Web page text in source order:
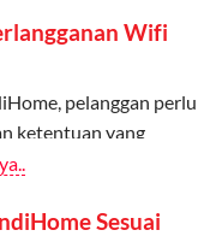
mendaftarkan anggota
website Telkomsel One.
anggota bisa langsung
Wifi
pelanggan perlu
ketentuan yang
Sesuai